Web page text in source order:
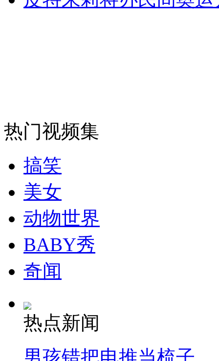
走！跟着总书记去植树
司机酒驾遇交警 急速倒车逃窜
热门视频集
搞笑
美女
动物世界
BABY秀
奇闻
热点新闻
男孩错把电推当梳子